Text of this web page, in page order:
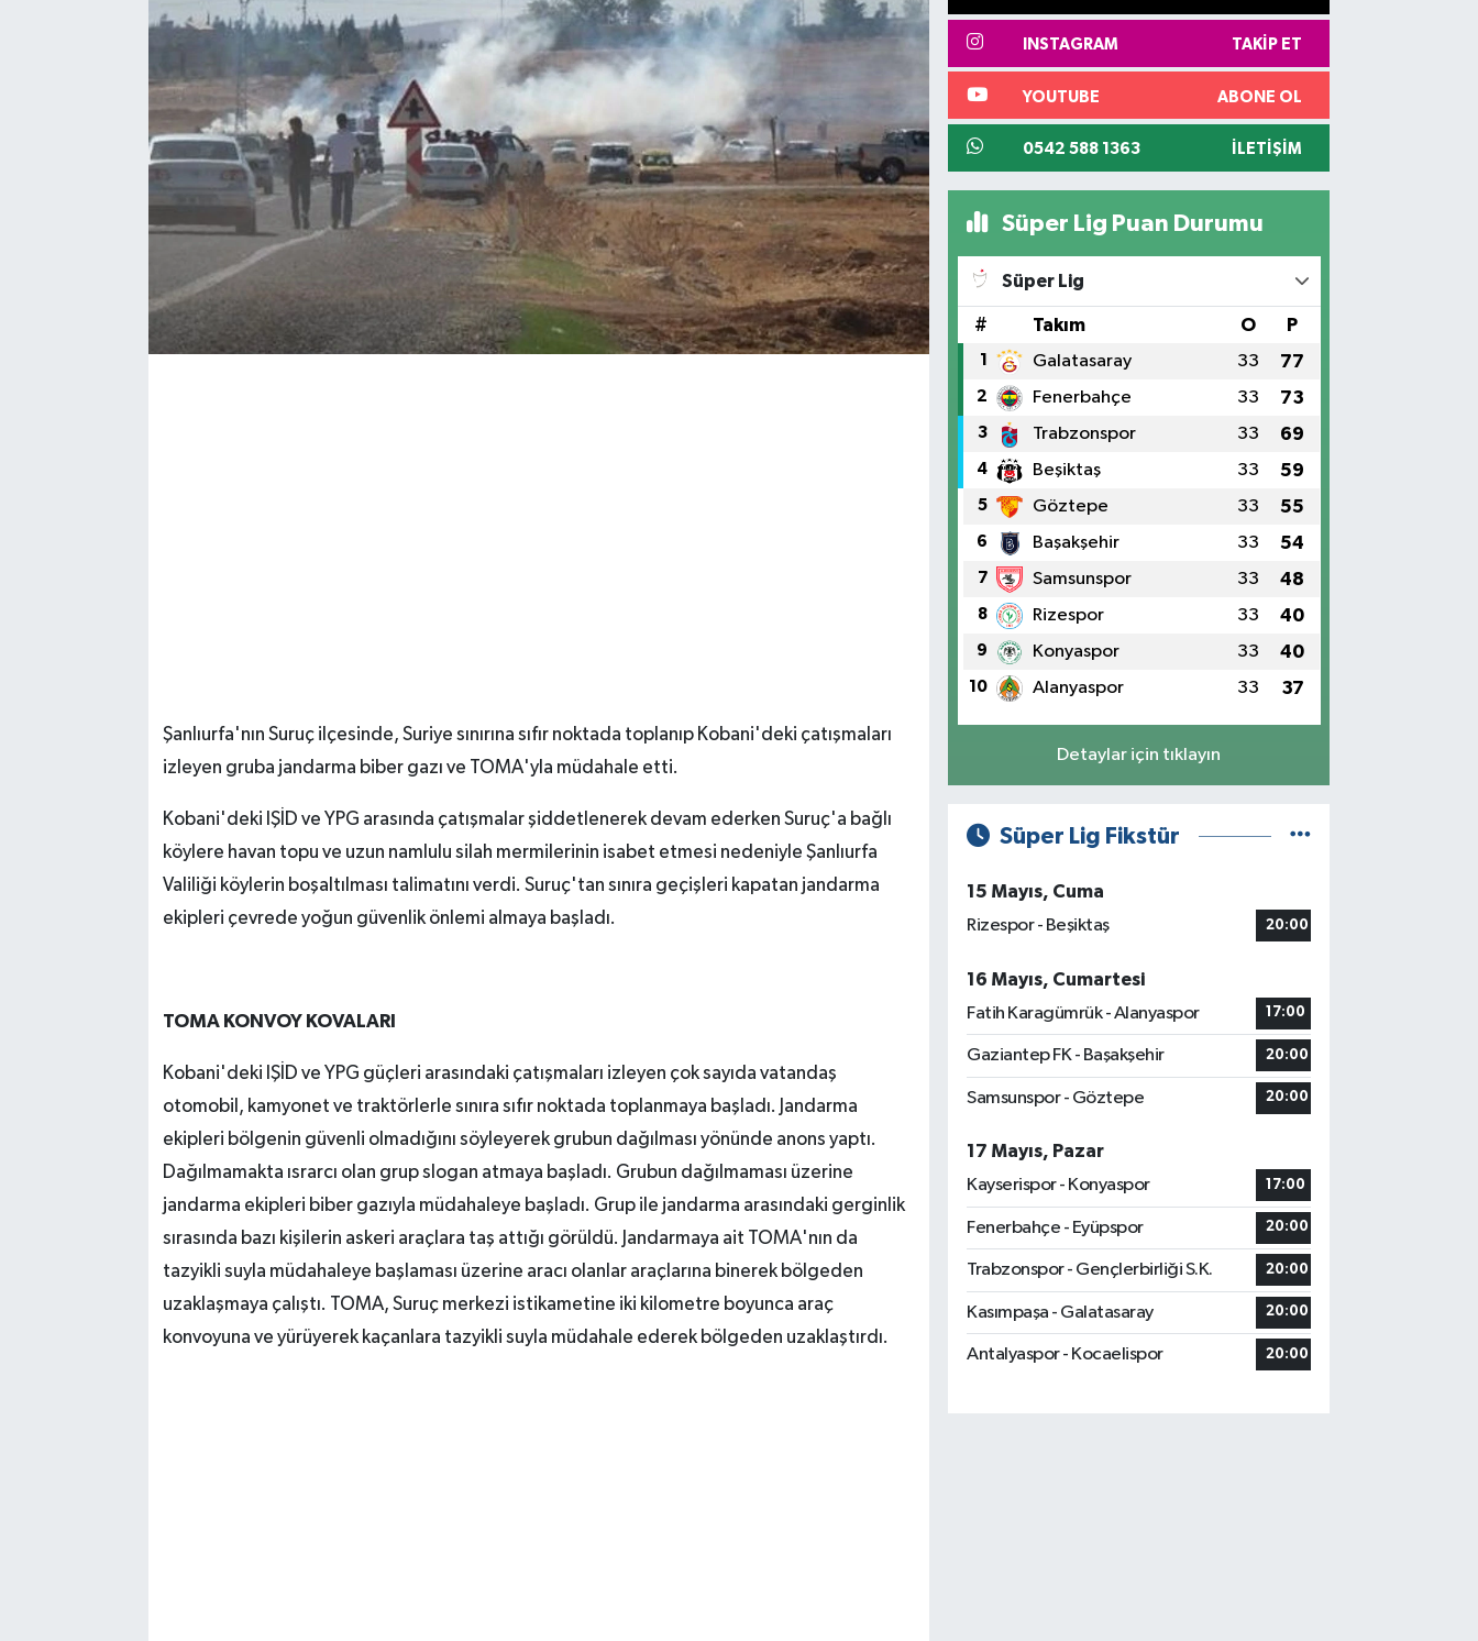
Şanlıurfa'nın Suruç ilçesinde, Suriye sınırına sıfır noktada toplanıp Kobani'deki çatışmaları
izleyen gruba jandarma biber gazı ve TOMA'yla müdahale etti.
Kobani'deki IŞİD ve YPG arasında çatışmalar şiddetlenerek devam ederken Suruç'a bağlı
köylere havan topu ve uzun namlulu silah mermilerinin isabet etmesi nedeniyle Şanlıurfa
Valiliği köylerin boşaltılması talimatını verdi. Suruç'tan sınıra geçişleri kapatan jandarma
ekipleri çevrede yoğun güvenlik önlemi almaya başladı.
TOMA KONVOY KOVALARI
Kobani'deki IŞİD ve YPG güçleri arasındaki çatışmaları izleyen çok sayıda vatandaş
otomobil, kamyonet ve traktörlerle sınıra sıfır noktada toplanmaya başladı. Jandarma
ekipleri bölgenin güvenli olmadığını söyleyerek grubun dağılması yönünde anons yaptı.
Dağılmamakta ısrarcı olan grup slogan atmaya başladı. Grubun dağılmaması üzerine
jandarma ekipleri biber gazıyla müdahaleye başladı. Grup ile jandarma arasındaki gerginlik
sırasında bazı kişilerin askeri araçlara taş attığı görüldü. Jandarmaya ait TOMA'nın da
tazyikli suyla müdahaleye başlaması üzerine aracı olanlar araçlarına binerek bölgeden
uzaklaşmaya çalıştı. TOMA, Suruç merkezi istikametine iki kilometre boyunca araç
konvoyuna ve yürüyerek kaçanlara tazyikli suyla müdahale ederek bölgeden uzaklaştırdı.
INSTAGRAM TAKIP ET
YOUTUBE ABONE OL
0542 588 1363 İLETIŞIM
Süper Lig Puan Durumu
Süper Lig
# Takım O P
1 Galatasaray 33 77
2 Fenerbahçe 33 73
3 Trabzonspor 33 69
4 Beşiktaş 33 59
5 Göztepe 33 55
6 Başakşehir 33 54
7 Samsunspor 33 48
8 Rizespor 33 40
9 Konyaspor 33 40
10 Alanyaspor 33 37
Detaylar için tıklayın
Süper Lig Fikstür
15 Mayıs, Cuma
Rizespor - Beşiktaş
20:00
16 Mayıs, Cumartesi
Fatih Karagümrük - Alanyaspor
17:00
Gaziantep FK - Başakşehir 20:00
Samsunspor - Göztepe 20:00
17 Mayıs, Pazar
Kayserispor - Konyaspor
17:00
Fenerbahçe - Eyüpspor 20:00
Trabzonspor - Gençlerbirliği S.K. 20:00
Kasımpaşa - Galatasaray 20:00
Antalyaspor - Kocaelispor 20:00